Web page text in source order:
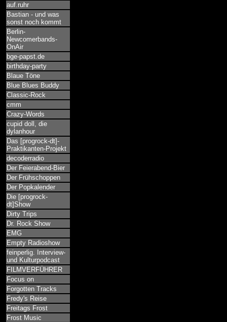
auf.ruhr
Bastian - und was
sonst noch kommt
Berlin-
Newcomerbands-
OnAir
bge-papst.de
birthday-party
Blaue Töne
Blue Blues Buddy
Classic-Rock
cmm
Crazy-Words
cupid doll, die
dylanhour
Das [progrock-dt]-
Praktikanten-Projekt
decoderradio
Der Feierabend-Bier
Der Frühschoppen
Der Popkalender
Die [progrock-
dt]Show
Dirty Trips
Dr. Rock Show
EMG
Empty Radioshow
feinperlig. Interview-
und Kulturpodcast
FILMVERFÜHRER
Focus on
Forgotten Tracks
Fredy's Reise
Freitags Frost
Frost Music